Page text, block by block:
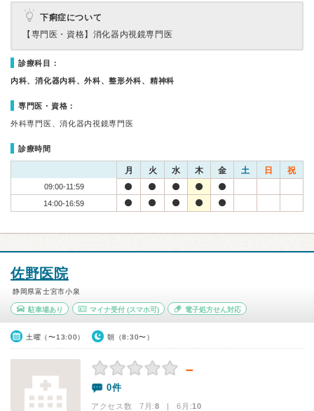
下痢症について
【専門医・資格】 消化器内視鏡専門医
診療科目：
内科、消化器内科、外科、整形外科、精神科
専門医・資格：
外科専門医、消化器内視鏡専門医
診療時間
月 火 水 木 金 土 日 祝
09:00-11:59
14:00-16:59
佐野医院
静岡県富士宮市小泉
駐車場あり マイナ受付(スマホ可) 電子処方せん対応
土曜（〜13:00） 朝（8:30〜）
－
0件
アクセス数 7月:8 | 6月:10